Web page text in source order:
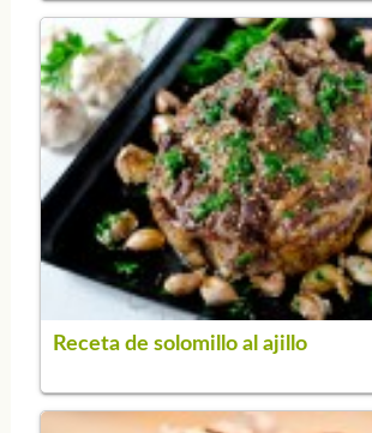
Receta de solomillo al ajillo